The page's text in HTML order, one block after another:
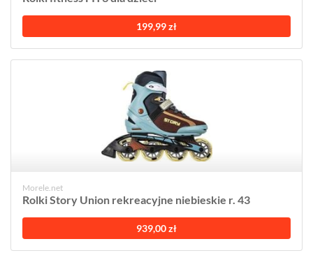
199,99 zł
Morele.net
Rolki Story Union rekreacyjne niebieskie r. 43
939,00 zł